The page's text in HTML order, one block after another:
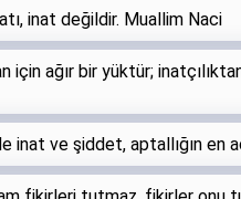
inat değildir. Muallim Naci
için ağır bir yüktür;
inat ve şiddet, aptallığın en